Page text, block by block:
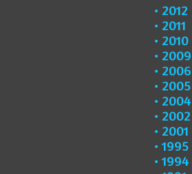
2012
2011
2010
2009
2006
2005
2004
2002
2001
1995
1994